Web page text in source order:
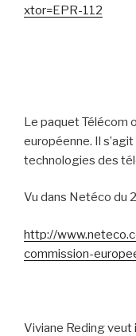
xtor=EPR-112
Le paquet Télécom
européenne. Il
technologies des
Vu dans Netéco du
http://
commission-
Viviane Reding